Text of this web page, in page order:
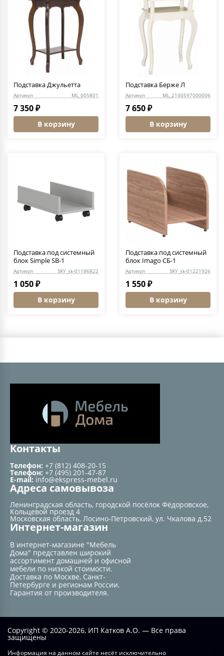
Подставка Джульетта
Артикул ML_005801
7 350 ₽
В корзину
Подставка Берже Л
Артикул ML_2100597000006
7 650 ₽
В корзину
Подставка под системный
блок Simple SB-1
Артикул SKY_sk-01186822
1 050 ₽
В корзину
Подставка под системный
блок Imago СБ-1
Артикул SKY_sk-01221926
1 550 ₽
В корзину
Контакты
Телефон: +7 (812) 408-20-15
Телефон: +7 (495) 201-47-87
E-mail: info@ekspress-mebel.ru
Адреса самовывоза
Ленинградская область, городской посёлок Фёдоровское,
Кольцевой проезд 4
Московская область, Лосино-Петровский, ул. Чкалова д.52
Интернет-магазин
В интернет-магазине "Мебель
Дома" представлен широкий
ассортимент домашней и офисной
мебели по низкой стоимости.
Доставка по Москве, Санкт-
Петербурге и регионам России.
Гарантия от производителя.
Copyright © 2020-2026, ИП Катков А.О. — Все права
защищены
Информация на данном сайте несёт исключительно